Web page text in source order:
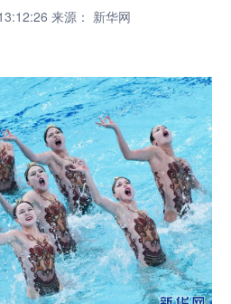
上海
湖北 湖南
海南 重庆
云南 西藏
青海 宁夏
黑龙江
来源： 新华网